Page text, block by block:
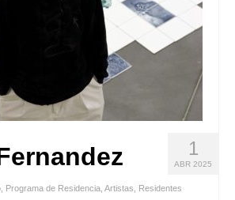
1
ABR 2025
Programa de Residencia Artistas
Residentes